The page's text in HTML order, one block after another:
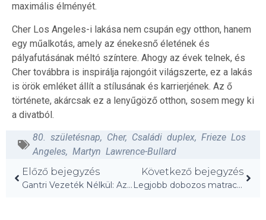
maximális élményét.
Cher Los Angeles-i lakása nem csupán egy otthon, hanem
egy műalkotás, amely az énekesnő életének és
pályafutásának méltó színtere. Ahogy az évek telnek, és
Cher továbbra is inspirálja rajongóit világszerte, ez a lakás
is örök emléket állít a stílusának és karrierjének. Az ő
története, akárcsak ez a lenyűgöző otthon, sosem megy ki
a divatból.
80. születésnap, Cher, Családi duplex, Frieze Los
Angeles, Martyn Lawrence-Bullard
Előző bejegyzés
Gantri Vezeték Nélkül: Az Újdonság, Amire Vártunk!
Következő bejegyzés
Legjobb dobozos matracok 2026-ra: Teszteltük az AD szerkesztői!